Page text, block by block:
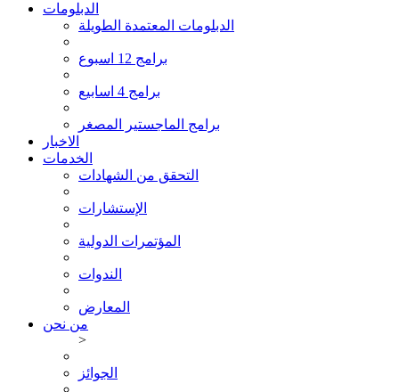
الدبلومات
الدبلومات المعتمدة الطويلة
برامج 12 اسبوع
برامج 4 اسابيع
برامج الماجستير المصغر
الاخبار
الخدمات
التحقق من الشهادات
الإستشارات
المؤتمرات الدولية
الندوات
المعارض
من نحن
>
الجوائز